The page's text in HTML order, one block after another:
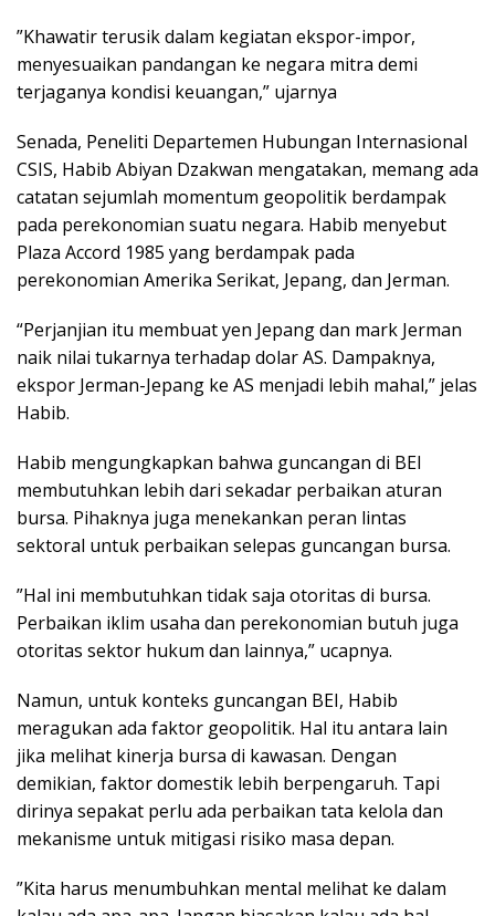
”Khawatir terusik dalam kegiatan ekspor-impor,
menyesuaikan pandangan ke negara mitra demi
terjaganya kondisi keuangan,” ujarnya
Senada, Peneliti Departemen Hubungan Internasional
CSIS, Habib Abiyan Dzakwan mengatakan, memang ada
catatan sejumlah momentum geopolitik berdampak
pada perekonomian suatu negara. Habib menyebut
Plaza Accord 1985 yang berdampak pada
perekonomian Amerika Serikat, Jepang, dan Jerman.
“Perjanjian itu membuat yen Jepang dan mark Jerman
naik nilai tukarnya terhadap dolar AS. Dampaknya,
ekspor Jerman-Jepang ke AS menjadi lebih mahal,” jelas
Habib.
Habib mengungkapkan bahwa guncangan di BEI
membutuhkan lebih dari sekadar perbaikan aturan
bursa. Pihaknya juga menekankan peran lintas
sektoral untuk perbaikan selepas guncangan bursa.
”Hal ini membutuhkan tidak saja otoritas di bursa.
Perbaikan iklim usaha dan perekonomian butuh juga
otoritas sektor hukum dan lainnya,” ucapnya.
Namun, untuk konteks guncangan BEI, Habib
meragukan ada faktor geopolitik. Hal itu antara lain
jika melihat kinerja bursa di kawasan. Dengan
demikian, faktor domestik lebih berpengaruh. Tapi
dirinya sepakat perlu ada perbaikan tata kelola dan
mekanisme untuk mitigasi risiko masa depan.
”Kita harus menumbuhkan mental melihat ke dalam